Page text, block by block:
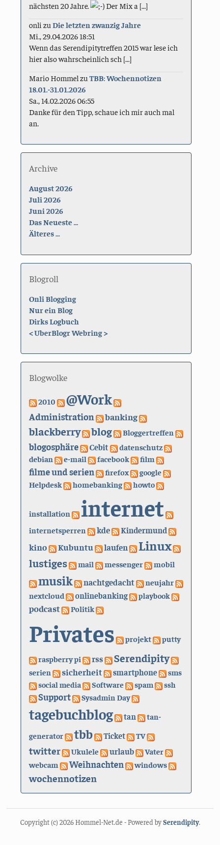
nächsten 20 Jahre.
Der Mix a [...]
onli zuDie letzten zwanzig Jahre
Mi., 29.04.2026 18:51
Wenn das Serendipitytreffen 2015 war lese ich
hier also wahrscheinlich sch [...]
Mario Hommel zuTBB: Wochennotizen
18.01.-31.01.2026
Sa., 14.02.2026 06:55
Danke für den Tipp, schaue ich mir auch mal
an.
Archive
August 2026
Juli 2026
Juni 2026
Das Neueste ...
Älteres ...
Blogroll
Onli Blogging
Nur ein Blog
Dirks Logbuch
<UberBlogr Webring>
Blogwolke
2010 @Work
Administration banking
blackberry blog Bloggertreffen
blogosphäre Cebit datenschutz
debian e-mail facebook film
filme und serien firefox
google
Helpdesk
homebanking howto
installation internet
internetsperren kde Kindermund
kino Kubuntu laufen Linux
lustiges mail messenger mobil
musik nachtgedacht neujahr
nextcloud onlinebanking playbook
podcast Politik
Privates projekt putty
raspberry pi rss Serendipity
serien sicherheit smartphone
sms
social media
Software spam ssh
Support Sysadmin Day
tagebuchblog tan
tan-
generator
tbb Ticket TV
twitter Ukulele urlaub
Vater
webcam
Weihnachten windows
wochennotizen
Copyright (c) 2026 Hommel-Net.de - Powered bySerendipity.